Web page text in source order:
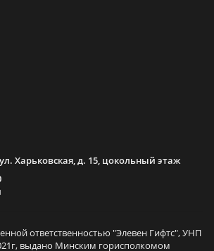
Харьковская, д. 15, цокольный этаж
ответственностью "Элевен Гифтс", УНП
выдано Минским горисполкомом